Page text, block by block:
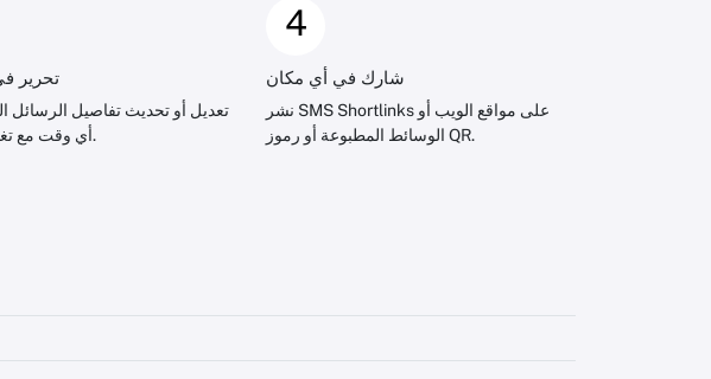
تحرير
تعديل أو تحديث تفاصيل الرسائل
أي وقت مع تغير الحملات.
4
شارك في أي مكان
نشر SMS Shortlinks على مواقع الويب أو
الوسائط المطبوعة أو رموز QR.